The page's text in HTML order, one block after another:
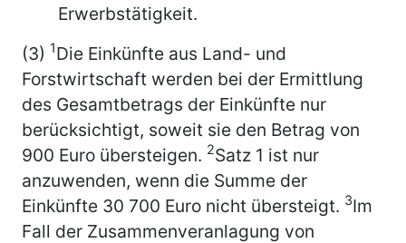
Erwerbstätigkeit.
(3) 1Die Einkünfte aus Land- und
Forstwirtschaft werden bei der Ermittlung
des Gesamtbetrags der Einkünfte nur
berücksichtigt, soweit sie den Betrag von
900 Euro übersteigen. 2Satz 1 ist nur
anzuwenden, wenn die Summe der
Einkünfte 30 700 Euro nicht übersteigt. 3Im
Fall der Zusammenveranlagung von